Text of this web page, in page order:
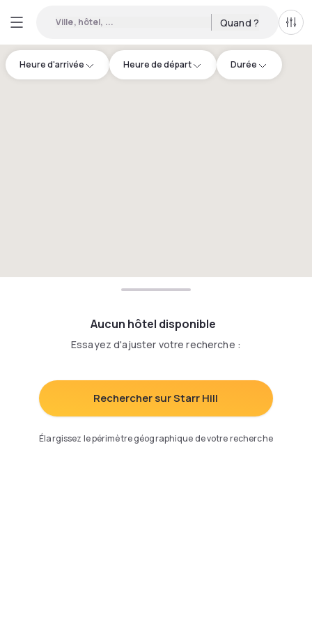
Ville, hôtel, ... Quand ?
Heure d'arrivée Heure de départ Durée
Aucun hôtel disponible
Essayez d'ajuster votre recherche :
Rechercher sur Starr Hill
Élargissez le périmètre géographique de votre recherche